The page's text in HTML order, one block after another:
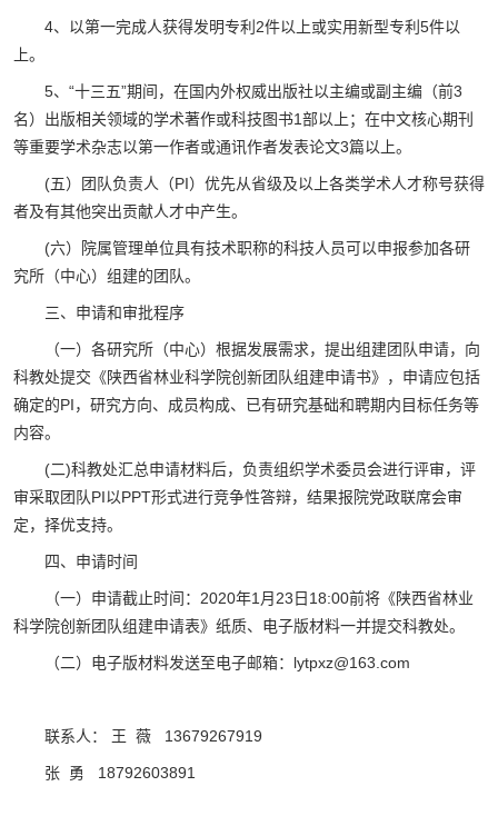
4、以第一完成人获得发明专利2件以上或实用新型专利5件以
上。
5、“十三五”期间，在国内外权威出版社以主编或副主编（前3
名）出版相关领域的学术著作或科技图书1部以上；在中文核心期刊
等重要学术杂志以第一作者或通讯作者发表论文3篇以上。
(五）团队负责人（PI）优先从省级及以上各类学术人才称号获得
者及有其他突出贡献人才中产生。
(六）院属管理单位具有技术职称的科技人员可以申报参加各研
究所（中心）组建的团队。
三、申请和审批程序
（一）各研究所（中心）根据发展需求，提出组建团队申请，向
科教处提交《陕西省林业科学院创新团队组建申请书》，申请应包括
确定的PI，研究方向、成员构成、已有研究基础和聘期内目标任务等
内容。
(二)科教处汇总申请材料后，负责组织学术委员会进行评审，评
审采取团队PI以PPT形式进行竞争性答辩，结果报院党政联席会审
定，择优支持。
四、申请时间
（一）申请截止时间：2020年1月23日18:00前将《陕西省林业
科学院创新团队组建申请表》纸质、电子版材料一并提交科教处。
（二）电子版材料发送至电子邮箱：lytpxz@163.com
联系人： 王 薇 13679267919
张 勇 18792603891